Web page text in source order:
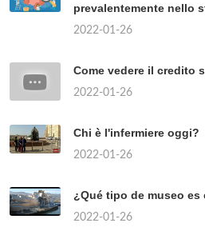
prevalentemente nello
2022-01-26
Come vedere il credito
2022-01-26
Chi è l'infermiere oggi?
2022-01-26
¿Qué tipo de museo
2022-01-26